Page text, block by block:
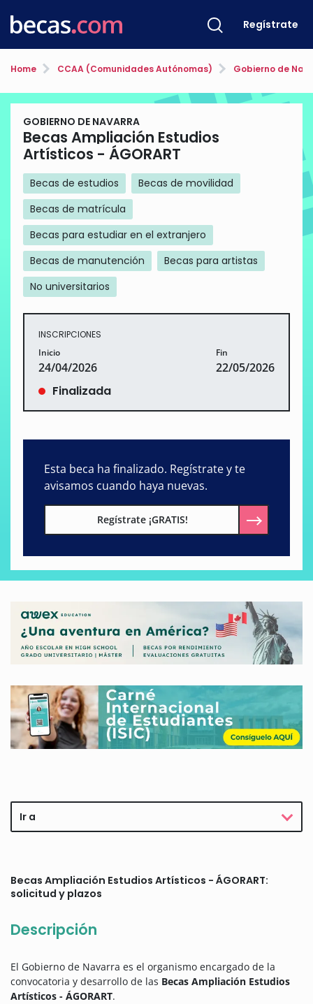
Regístrate
Home CCAA (Comunidades Autónomas) Gobierno de
GOBIERNO DE NAVARRA
Becas Ampliación Estudios
Artísticos - ÁGORART
Becas de estudios
Becas de movilidad
Becas de matrícula
Becas para estudiar en el extranjero
Becas de manutención
Becas para artistas
No universitarios
INSCRIPCIONES
Inicio
24/04/2026
Fin
22/05/2026
Finalizada
Esta beca ha finalizado. Regístrate y te
avisamos cuando haya nuevas.
Regístrate ¡GRATIS!
Ir a
Becas Ampliación Estudios Artísticos - ÁGORART:
solicitud y plazos
Descripción
El Gobierno de Navarra es el organismo encargado de la
convocatoria y desarrollo de las Becas Ampliación Estudios
Artísticos - ÁGORART.